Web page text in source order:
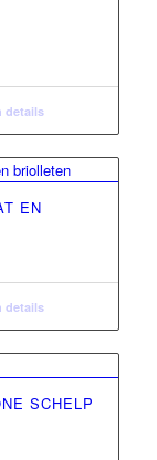
details
EN
details
SCHELP